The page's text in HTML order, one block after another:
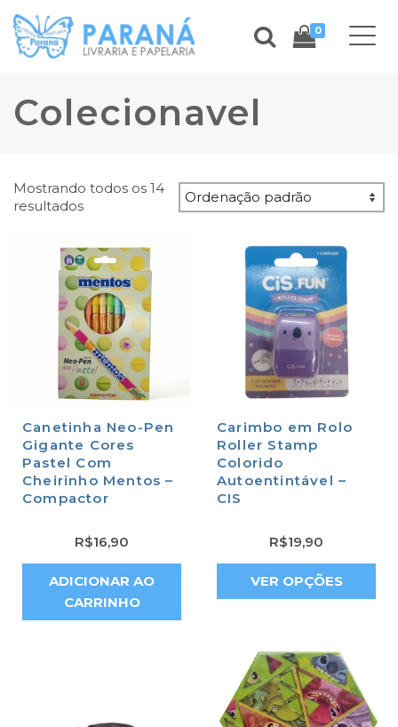
0
Colecionavel
Mostrando todos os 14
resultados
Canetinha Neo-Pen
Gigante Cores
Pastel Com
Cheirinho Mentos –
Compactor
R$16,90
ADICIONAR AO
CARRINHO
Carimbo em Rolo
Roller Stamp
Colorido
Autoentintável –
CIS
R$19,90
VER OPÇÕES